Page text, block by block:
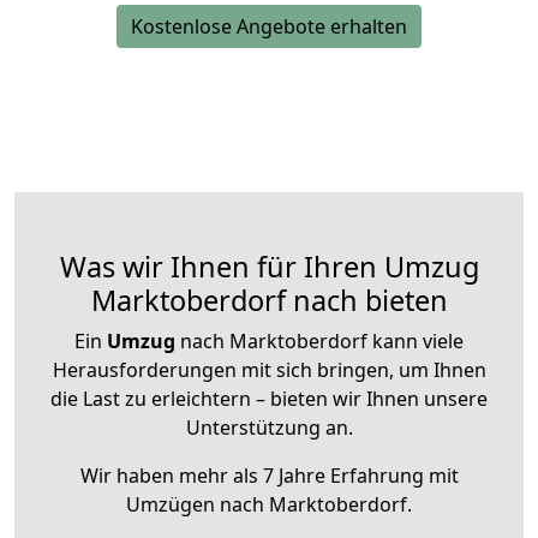
Kostenlose Angebote erhalten
Was wir Ihnen für Ihren Umzug
Marktoberdorf nach bieten
Ein Umzug nach Marktoberdorf kann viele
Herausforderungen mit sich bringen, um Ihnen
die Last zu erleichtern – bieten wir Ihnen unsere
Unterstützung an.
Wir haben mehr als 7 Jahre Erfahrung mit
Umzügen nach Marktoberdorf.